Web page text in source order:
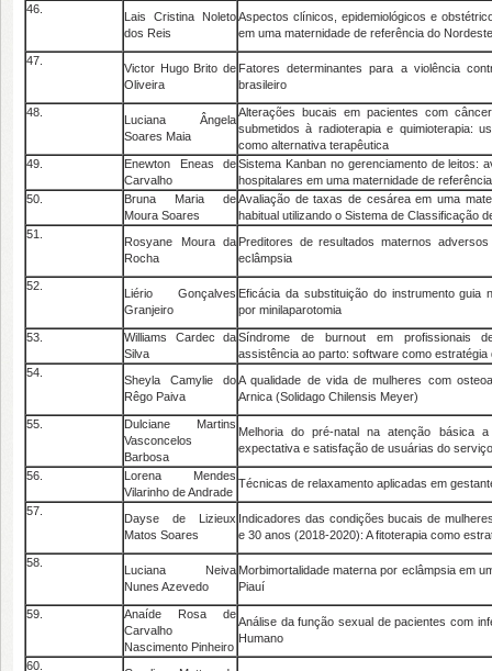
46.
Lais Cristina Noleto
dos Reis
Aspectos clínicos, epidemiológicos e
em uma maternidade de referência do
47.
Victor Hugo Brito de
Oliveira
Fatores determinantes para a violência
brasileiro
48.
Luciana Ângela
Soares Maia
Alterações bucais em pacientes com
submetidos à radioterapia e quimioterapia:
como alternativa terapêutica
49.
Enewton Eneas de
Carvalho
Sistema Kanban no gerenciamento de leitos:
hospitalares em uma maternidade de referência
50.
Bruna Maria de
Moura Soares
Avaliação de taxas de cesárea em uma
habitual utilizando o Sistema de Classificação
51.
Rosyane Moura da
Rocha
Preditores de resultados maternos
eclâmpsia
52.
Liério Gonçalves
Granjeiro
Eficácia da substituição do instrumento guia
por minilaparotomia
53.
Williams Cardec da
Silva
Síndrome de burnout em profissionais
assistência ao parto: software como estratégia
54.
Sheyla Camylie do
Rêgo Paiva
A qualidade de vida de mulheres com
Arnica (Solidago Chilensis Meyer)
55.
Dulciane Martins
Vasconcelos
Barbosa
Melhoria do pré-natal na atenção básica
expectativa e satisfação de usuárias do serviço
56.
Lorena Mendes
Vilarinho de Andrade
Técnicas de relaxamento aplicadas em
57.
Dayse de Lizieux
Matos Soares
Indicadores das condições bucais de
e 30 anos (2018-2020): A fitoterapia como
58.
Luciana Neiva
Nunes Azevedo
Morbimortalidade materna por eclâmpsia em
Piauí
59.
Anaíde Rosa de
Carvalho
Nascimento Pinheiro
Análise da função sexual de pacientes com
Humano
60.